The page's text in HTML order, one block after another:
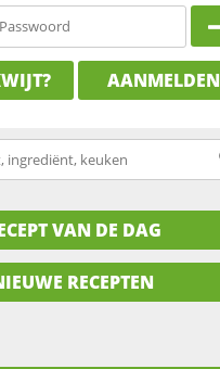
AANMELDEN
VAN DE DAG
RECEPTEN